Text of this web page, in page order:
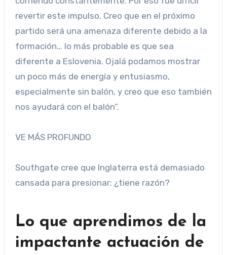
revertir este impulso. Creo que en el próximo
partido será una amenaza diferente debido a la
formación… lo más probable es que sea
diferente a Eslovenia. Ojalá podamos mostrar
un poco más de energía y entusiasmo,
especialmente sin balón, y creo que eso también
nos ayudará con el balón”.
VE MÁS PROFUNDO
Southgate cree que Inglaterra está demasiado
cansada para presionar: ¿tiene razón?
Lo que aprendimos de la
impactante actuación de